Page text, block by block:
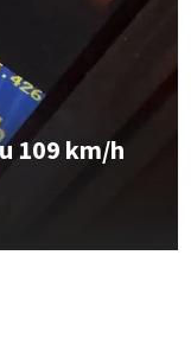
109 km/h